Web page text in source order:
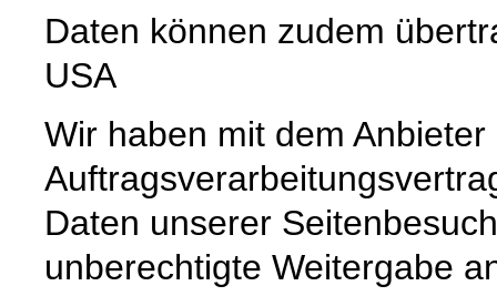
Daten können zudem
USA
Wir haben mit dem Anbieter
Daten unserer
unberechtigte Weitergabe